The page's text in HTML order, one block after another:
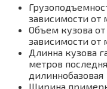
зависимости от
Объем кузова
зависимости от
Длинна кузова
метров
дилиннобазовая
Ширина